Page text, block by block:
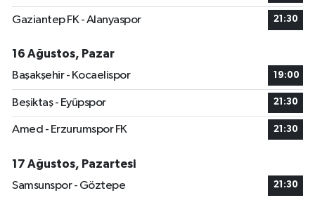
Gaziantep FK - Alanyaspor 21:30
16 Ağustos, Pazar
Başakşehir - Kocaelispor
19:00
Beşiktaş - Eyüpspor 21:30
Amed - Erzurumspor FK 21:30
17 Ağustos, Pazartesi
Samsunspor - Göztepe
21:30